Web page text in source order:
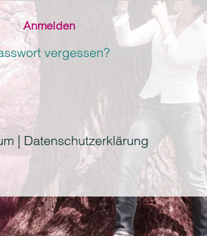
vergessen?
| Datenschutzerklärung